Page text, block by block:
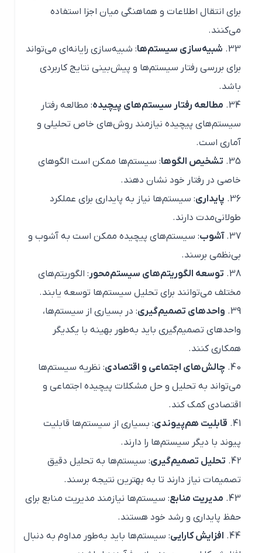
برای انتقال اطلاعات و هماهنگی میان اجزا استفاده
می‌کنند.
شبیه‌سازی سیستم‌ها: شبیه‌سازی رایانه‌ای می‌تواند
برای بررسی رفتار سیستم‌ها و پیش‌بینی نتایج کاربردی
باشد.
مطالعه رفتار سیستم‌های پیچیده: مطالعه رفتار
سیستم‌های پیچیده نیازمند روش‌های خاص تحلیلی و
آماری است.
تشخیص الگوها: سیستم‌ها ممکن است الگوهای
خاصی در رفتار خود نشان دهند.
پایداری: سیستم‌ها نیاز به پایداری برای عملکرد
طولانی‌مدت دارند.
آشوب: سیستم‌های پیچیده ممکن است به آشوب و
بی‌نظمی برسند.
توسعه الگوریتم‌های سیستم‌محور: الگوریتم‌های
مختلف می‌توانند برای تحلیل سیستم‌ها توسعه یابند.
واحدهای تصمیم‌گیری: در بسیاری از سیستم‌ها،
واحدهای تصمیم‌گیری باید به‌طور بهینه با یکدیگر
همکاری کنند.
چالش‌های اجتماعی و اقتصادی: نظریه سیستم‌ها
می‌تواند به تحلیل و حل مشکلات پیچیده اجتماعی و
اقتصادی کمک کند.
قابلیت هم‌پیوندی: بسیاری از سیستم‌ها قابلیت
پیوند با دیگر سیستم‌ها را دارند.
تحلیل تصمیم‌گیری: سیستم‌ها به تحلیل دقیق
تصمیمات نیاز دارند تا به بهترین نتیجه برسند.
مدیریت منابع: سیستم‌ها نیازمند مدیریت منابع برای
حفظ پایداری و رشد خود هستند.
افزایش کارایی: سیستم‌ها باید به‌طور مداوم به دنبال